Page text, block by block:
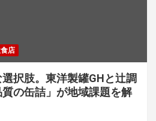
店
択肢。東洋製罐GHと辻調
の缶詰」が地域課題を解